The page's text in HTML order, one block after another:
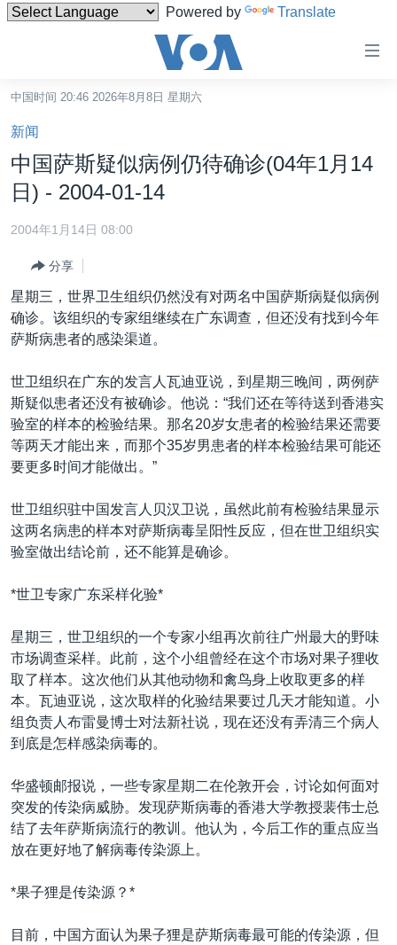
Powered by Translate
碍
链
接
内
转
到
导
跳
转
到
检
索
中国
国际
最新国际新闻
印太
欧洲
非洲
美洲
全球议题
分类新闻
经济·金融·贸易
人权·法律·宗教
科教·文娱·体健
军事
劳工
美中关系
热点专题
白宫要闻
国会报道
美中关系
美国建国250周年
埃博拉疫情
美国之音专访
重要讲话与声明
台海两岸关系
南中国海争端
关注西藏
关注新疆
GEN Z 看美国
VOA视频
VOA今日焦点
中文广播
关注我们
其他语言网站
中国时间 20:46 2026年8月8日 星期六
新闻
中国萨斯疑似病例仍待确诊(04年1月14
日) - 2004-01-14
2004年1月14日 08:00
分享
星期三，世界卫生组织仍然没有对两名中国萨斯病疑似病例
确诊。该组织的专家组继续在广东调查，但还没有找到今年
萨斯病患者的感染渠道。
世卫组织在广东的发言人瓦迪亚说，到星期三晚间，两例萨
斯疑似患者还没有被确诊。他说：“我们还在等待送到香港实
验室的样本的检验结果。那名20岁女患者的检验结果还需要
等两天才能出来，而那个35岁男患者的样本检验结果可能还
要更多时间才能做出。”
世卫组织驻中国发言人贝汉卫说，虽然此前有检验结果显示
这两名病患的样本对萨斯病毒呈阳性反应，但在世卫组织实
验室做出结论前，还不能算是确诊。
*世卫专家广东采样化验*
星期三，世卫组织的一个专家小组再次前往广州最大的野味
市场调查采样。此前，这个小组曾经在这个市场对果子狸收
取了样本。这次他们从其他动物和禽鸟身上收取更多的样
本。瓦迪亚说，这次取样的化验结果要过几天才能知道。小
组负责人布雷曼博士对法新社说，现在还没有弄清三个病人
到底是怎样感染病毒的。
华盛顿邮报说，一些专家星期二在伦敦开会，讨论如何面对
突发的传染病威胁。发现萨斯病毒的香港大学教授裴伟士总
结了去年萨斯病流行的教训。他认为，今后工作的重点应当
放在更好地了解病毒传染源上。
*果子狸是传染源？*
目前，中国方面认为果子狸是萨斯病毒最可能的传染源，但